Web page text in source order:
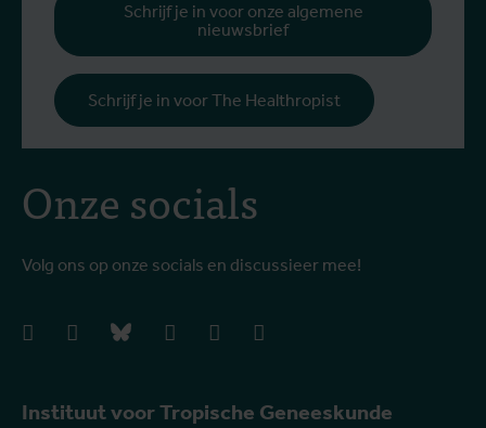
Instituut voor Tropische Geneeskunde
Onze socials
Volg ons op onze socials en discussieer mee!
facebookinstagrambluesky linkedIn youtube
Schrijf je in voor onze algemene
nieuwsbrief
Schrijf je in voor The Healthropist